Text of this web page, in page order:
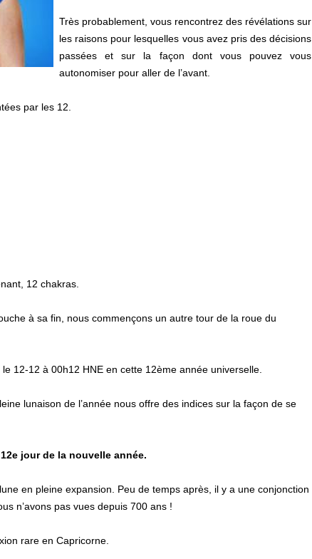
Très probablement, vous rencontrez des révélations sur
les raisons pour lesquelles vous avez pris des décisions
passées et sur la façon dont vous pouvez vous
autonomiser pour aller de l’avant.
par les 12.
12 chakras.
à sa fin, nous commençons un autre tour de la roue du
12-12 à 00h12 HNE en cette 12ème année universelle.
lunaison de l’année nous offre des indices sur la façon de se
jour de la nouvelle année.
en pleine expansion. Peu de temps après, il y a une conjonction
n’avons pas vues depuis 700 ans !
rare en Capricorne.